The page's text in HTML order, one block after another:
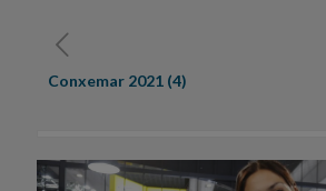
Conxemar 2021 (4)